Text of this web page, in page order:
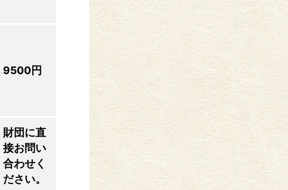
9500円
財団に直
接お問い
合わせく
ださい。